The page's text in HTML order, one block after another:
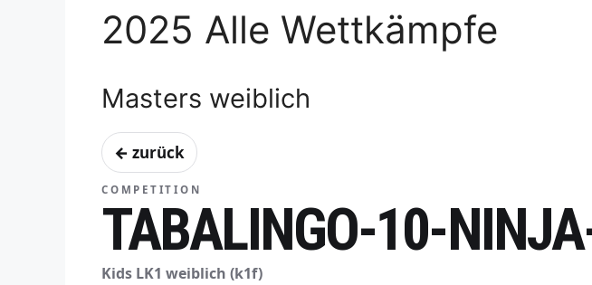
2025 Alle Wettkämpfe
Masters weiblich
← zurück
COMPETITION
TABALINGO-10-
Kids LK1 weiblich (k1f)